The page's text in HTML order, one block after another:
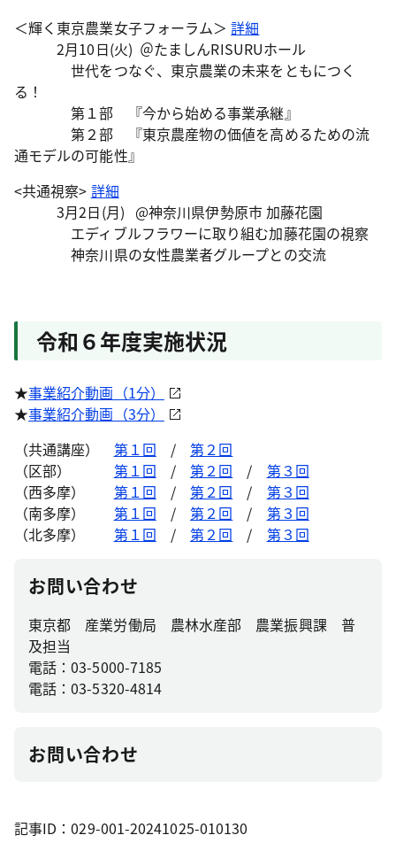
＜輝く東京農業女子フォーラム＞詳細
2月10日(火) ＠たましんRISURUホール
世代をつなぐ、東京農業の未来をともにつく
る！
第１部 『今から始める事業承継』
第２部 『東京農産物の価値を高めるための流
通モデルの可能性』
<共通視察> 詳細
3月2日(月) @神奈川県伊勢原市 加藤花園
エディブルフラワーに取り組む加藤花園の視察
神奈川県の女性農業者グループとの交流
令和６年度実施状況
★事業紹介動画（1分）
★事業紹介動画（3分）
（共通講座） 第１回 /第２回
（区部） 第１回 /第２回 / 第３回
（西多摩） 第１回 /第２回 / 第３回
（南多摩） 第１回 /第２回 / 第３回
（北多摩） 第１回 /第２回 / 第３回
お問い合わせ
東京都 産業労働局 農林水産部 農業振興課 普
及担当
電話：03-5000-7185
電話：03-5320-4814
お問い合わせ
記事ID：029-001-20241025-010130